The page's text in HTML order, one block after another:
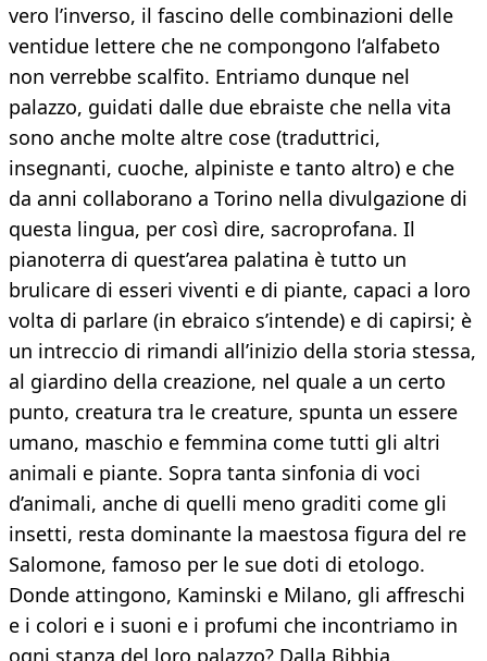
vero l’inverso, il fascino delle combinazioni delle
ventidue lettere che ne compongono l’alfabeto
non verrebbe scalfito. Entriamo dunque nel
palazzo, guidati dalle due ebraiste che nella vita
sono anche molte altre cose (traduttrici,
insegnanti, cuoche, alpiniste e tanto altro) e che
da anni collaborano a Torino nella divulgazione di
questa lingua, per così dire, sacroprofana. Il
pianoterra di quest’area palatina è tutto un
brulicare di esseri viventi e di piante, capaci a loro
volta di parlare (in ebraico s’intende) e di capirsi; è
un intreccio di rimandi all’inizio della storia stessa,
al giardino della creazione, nel quale a un certo
punto, creatura tra le creature, spunta un essere
umano, maschio e femmina come tutti gli altri
animali e piante. Sopra tanta sinfonia di voci
d’animali, anche di quelli meno graditi come gli
insetti, resta dominante la maestosa figura del re
Salomone, famoso per le sue doti di etologo.
Donde attingono, Kaminski e Milano, gli affreschi
e i colori e i suoni e i profumi che incontriamo in
ogni stanza del loro palazzo? Dalla Bibbia,